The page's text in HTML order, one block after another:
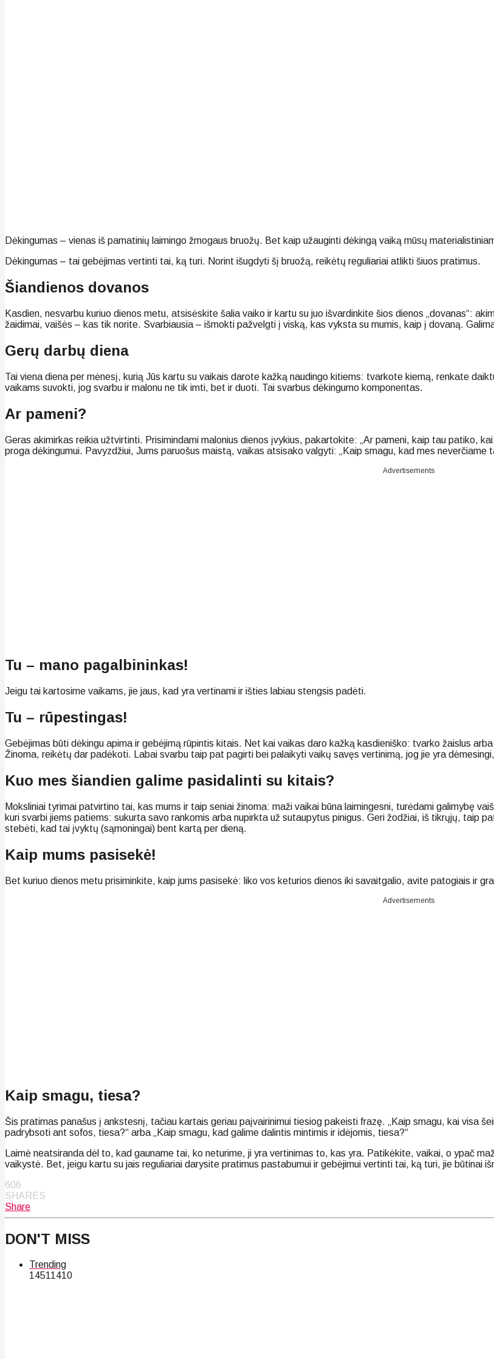
Dėkingumas – vienas iš pamatinių laimingo žmogaus bruožų. Bet kaip užauginti dėkingą vaiką mūsų
Dėkingumas – tai gebėjimas vertinti tai, ką turi. Norint išugdyti šį bruožą, reikėtų reguliariai atlikti šiuos pratimus.
Šiandienos dovanos
Kasdien, nesvarbu kuriuo dienos metu, atsisėskite šalia vaiko ir kartu su juo išvardinkite šios dienos „dovanas“:
žaidimai, vaišės – kas tik norite. Svarbiausia – išmokti pažvelgti į viską, kas vyksta su mumis, kaip į dovaną.
Gerų darbų diena
Tai viena diena per mėnesį, kurią Jūs kartu su vaikais darote kažką naudingo kitiems: tvarkote kiemą, renkate
vaikams suvokti, jog svarbu ir malonu ne tik imti, bet ir duoti. Tai svarbus dėkingumo komponentas.
Ar pameni?
Geras akimirkas reikia užtvirtinti. Prisimindami malonius dienos įvykius, pakartokite: „Ar pameni, kaip tau patiko,
proga dėkingumui. Pavyzdžiui, Jums paruošus maistą, vaikas atsisako valgyti: „Kaip smagu, kad mes neverčiame
Advertisements
Tu – mano pagalbininkas!
Jeigu tai kartosime vaikams, jie jaus, kad yra vertinami ir išties labiau stengsis padėti.
Tu – rūpestingas!
Gebėjimas būti dėkingu apima ir gebėjimą rūpintis kitais. Net kai vaikas daro kažką kasdieniško: tvarko žaislus
Žinoma, reikėtų dar padėkoti. Labai svarbu taip pat pagirti bei palaikyti vaikų savęs vertinimą, jog jie yra
Kuo mes šiandien galime pasidalinti su kitais?
Moksliniai tyrimai patvirtino tai, kas mums ir taip seniai žinoma: maži vaikai būna laimingesni, turėdami galimybę
kuri svarbi jiems patiems: sukurta savo rankomis arba nupirkta už sutaupytus pinigus. Geri žodžiai, iš tikrųjų, taip
stebėti, kad tai įvyktų (sąmoningai) bent kartą per dieną.
Kaip mums pasisekė!
Bet kuriuo dienos metu prisiminkite, kaip jums pasisekė: liko vos keturios dienos iki savaitgalio, avite patogiais ir
Advertisements
Kaip smagu, tiesa?
Šis pratimas panašus į ankstesnį, tačiau kartais geriau paįvairinimui tiesiog pakeisti frazę. „Kaip smagu, kai visa
padrybsoti ant sofos, tiesa?“ arba „Kaip smagu, kad galime dalintis mintimis ir idėjomis, tiesa?“
Laimė neatsiranda dėl to, kad gauname tai, ko neturime, ji yra vertinimas to, kas yra. Patikėkite, vaikai, o ypač
vaikystė. Bet, jeigu kartu su jais reguliariai darysite pratimus pastabumui ir gebėjimui vertinti tai, ką turi, jie būtinai
606
SHARES
Share
DON'T MISS
Trending
14511410